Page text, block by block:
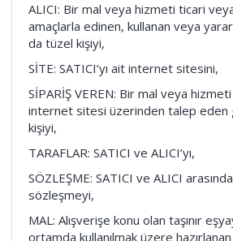
ALICI: Bir mal veya hizmeti ticari
amaçlarla edinen, kullanan veya
da tüzel kişiyi,
SİTE: SATICI’yı ait internet sitesini,
SİPARİŞ VEREN: Bir mal veya
internet sitesi üzerinden talep eden
kişiyi,
TARAFLAR: SATICI ve ALICI’yı,
SÖZLEŞME: SATICI ve ALICI
sözleşmeyi,
MAL: Alışverişe konu olan taşınır
ortamda kullanılmak üzere hazırlanan